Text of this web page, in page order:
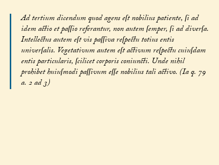
Ad tertium dicendum quod agens eſt nobilius patiente, ſi ad
idem actio et paſſio referantur, non autem ſemper, ſi ad diverſa.
Intellectus autem eſt vis paſſiva reſpectu totius entis
univerſalis. Vegetativum autem eſt activum reſpectu cuiuſdam
entis particularis, ſcilicet corporis coniuncti. Unde nihil
prohibet huiuſmodi paſſivum eſſe nobilius tali activo. (Ia q. 79
a. 2 ad 3)